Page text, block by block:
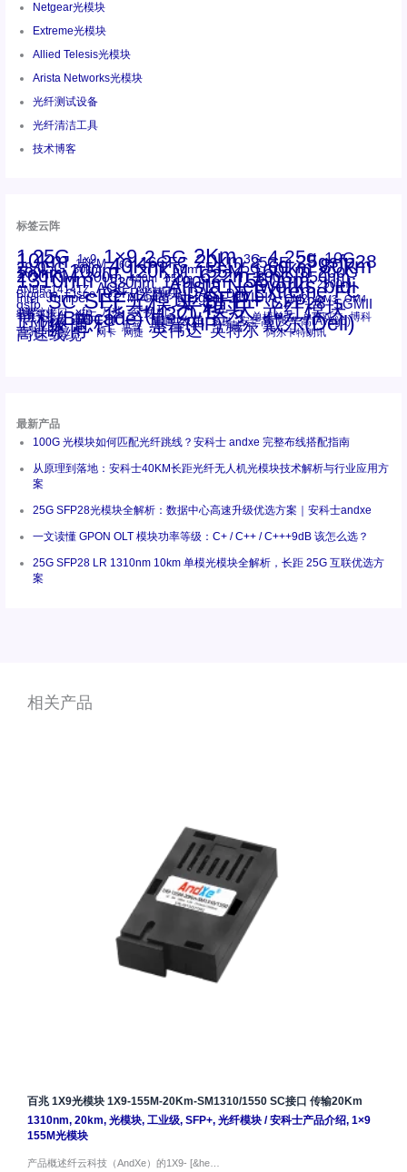
Netgear光模块
Extreme光模块
Allied Telesis光模块
Arista Networks光模块
光纤测试设备
光纤清洁工具
技术博客
标签云阵
1.25G 1x9 1×9 2.5G 2Km 3G 4.25g 10G
10km 15KM 16G 16GFC 20km 25GE 25gsfp28
28.05G 30km 40Km 50m 53.125G 60km 80km
100km 100m 120KM 155M 160km 200G
200KM 300m 400m 550m 622m 800G 850nm
1310nm 1330nm 1490nm 1550nm 2500m
ANBR-1414TZ AOC Arista Arista Networks bidi
Brocade Cisco CSFP光模块 DAC Dell Extreme FC
Intel Juniper LC MPO-LC Netgear NVIDIA OM2 OM3 OM4
qsfp SC SFF光模块 SFP+ SFP28 SGMII
st螺纹接口 xfp 万兆 交换机 光模块 光纤模块
千兆光模块 华三 华三(H3C) 华为 单模单芯 单模双芯 博科
博科(Brocade) 博通 友讯 多模 安华高 安华高(Avago)
工业级 思科 惠普 惠普(HP) 戴尔 戴尔(Dell)
百兆 瞻博 网卡 网捷 英伟达 英特尔 阿尔卡特朗讯
高速线缆
最新产品
100G 光模块如何匹配光纤跳线？安科士 andxe 完整布线搭配指南
从原理到落地：安科士40KM长距光纤无人机光模块技术解析与行业应用方
案
25G SFP28光模块全解析：数据中心高速升级优选方案｜安科士andxe
一文读懂 GPON OLT 模块功率等级：C+ / C++ / C+++9dB 该怎么选？
25G SFP28 LR 1310nm 10km 单模光模块全解析，长距 25G 互联优选方
案
相关产品
百兆 1X9光模块 1X9-155M-20Km-SM1310/1550 SC接口 传输20Km
1310nm, 20km, 光模块, 工业级, SFP+, 光纤模块/安科士产品介绍, 1×9
155M光模块
产品概述纤云科技（AndXe）的1X9- [&he…